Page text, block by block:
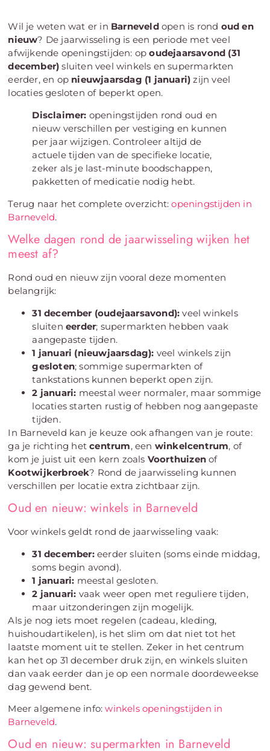
Wil je weten wat er in Barneveldopen is rond oud en
nieuw? De jaarwisseling is een periode met veel
afwijkende openingstijden: opoudejaarsavond (31
december) sluiten veel winkels en supermarkten
eerder, en op nieuwjaarsdag (1 januari) zijn veel
locaties gesloten of beperkt open.
Disclaimer: openingstijden rond oud en
nieuw verschillen per vestiging en kunnen
per jaar wijzigen. Controleer altijd de
actuele tijden van de specifieke locatie,
zeker als je last-minute boodschappen,
pakketten of medicatie nodig hebt.
Terug naar het complete overzicht:openingstijden in
Barneveld.
Welke dagen rond de jaarwisseling wijken het
meest af?
Rond oud en nieuw zijn vooral deze momenten
belangrijk:
31 december (oudejaarsavond): veel winkels
sluiteneerder; supermarkten hebben vaak
aangepaste tijden.
1 januari (nieuwjaarsdag): veel winkels zijn
gesloten; sommige supermarkten of
tankstations kunnen beperkt open zijn.
2 januari: meestal weer normaler, maar sommige
locaties starten rustig of hebben nog aangepaste
tijden.
In Barneveld kan je keuze ook afhangen van je route:
ga je richting hetcentrum, een winkelcentrum, of
kom je juist uit een kern zoals Voorthuizen of
Kootwijkerbroek? Rond de jaarwisseling kunnen
verschillen per locatie extra zichtbaar zijn.
Oud en nieuw: winkels in Barneveld
Voor winkels geldt rond de jaarwisseling vaak:
31 december:eerder sluiten (soms einde middag,
soms begin avond).
1 januari: meestal gesloten.
2 januari: vaak weer open met reguliere tijden,
maar uitzonderingen zijn mogelijk.
Als je nog iets moet regelen (cadeau, kleding,
huishoudartikelen), is het slim om dat niet tot het
laatste moment uit te stellen. Zeker in het centrum
kan het op 31 december druk zijn, en winkels sluiten
dan vaak eerder dan je op een normale doordeweekse
dag gewend bent.
Meer algemene info:winkels openingstijden in
Barneveld.
Oud en nieuw: supermarkten in Barneveld